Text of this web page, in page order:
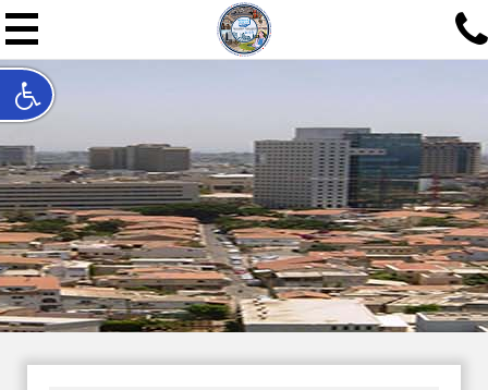
תיור ישראלי בעריכת אילן
האתר המרכזי להיסטוריה של תל אביב ותולדות ארץ ישראל -
חייגו עכשיו:052-7747748
שלחו פנייה:ilan@mytelaviv.co.il
English עברית צור קשר